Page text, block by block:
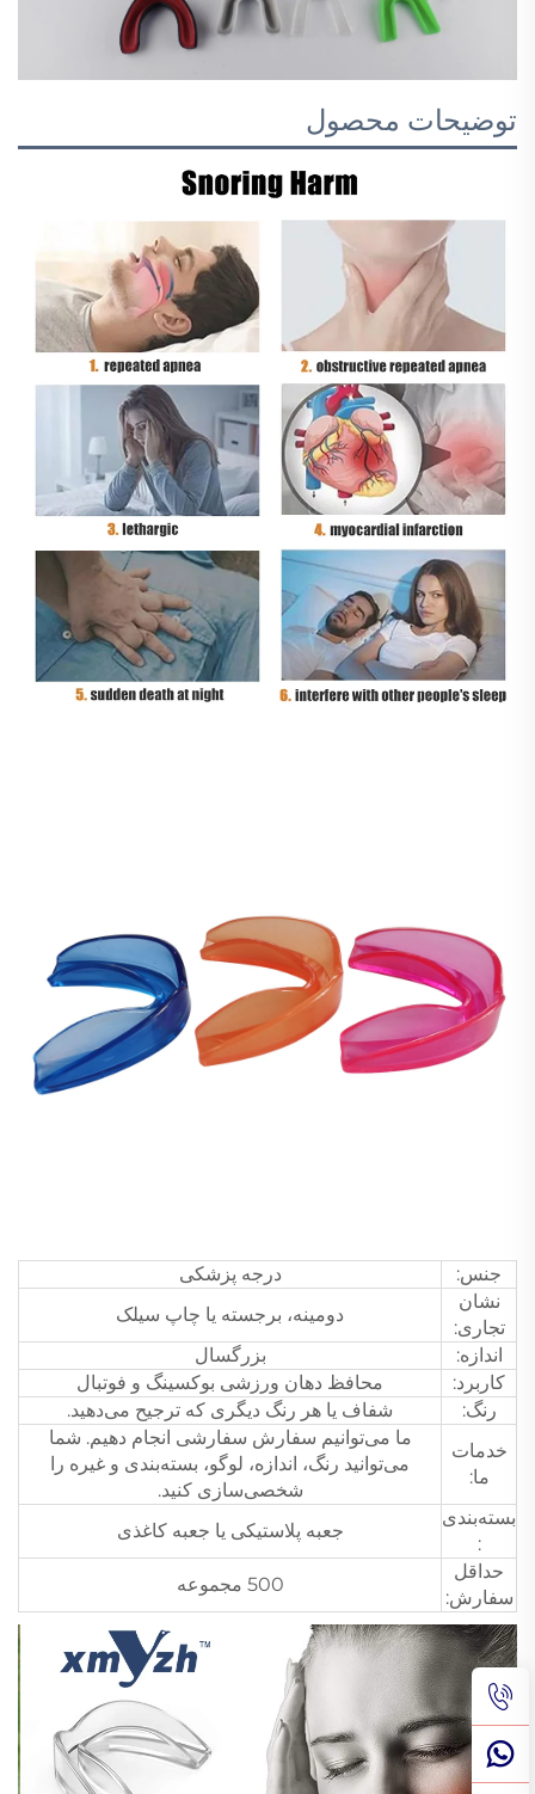
توضیحات محصول
جنس:
درجه پزشکی
نشان
تجاری:
دومینه، برجسته یا چاپ سیلک
اندازه:
بزرگسال
کاربرد:
محافظ دهان ورزشی بوکسینگ و فوتبال
رنگ:
شفاف یا هر رنگ دیگری که ترجیح می‌دهید.
خدمات
ما:
ما می‌توانیم سفارش سفارشی انجام دهیم. شما
می‌توانید رنگ، اندازه، لوگو، بسته‌بندی و غیره را
شخصی‌سازی کنید.
بسته‌بندی
:
جعبه پلاستیکی یا جعبه کاغذی
حداقل
سفارش:
500 مجموعه